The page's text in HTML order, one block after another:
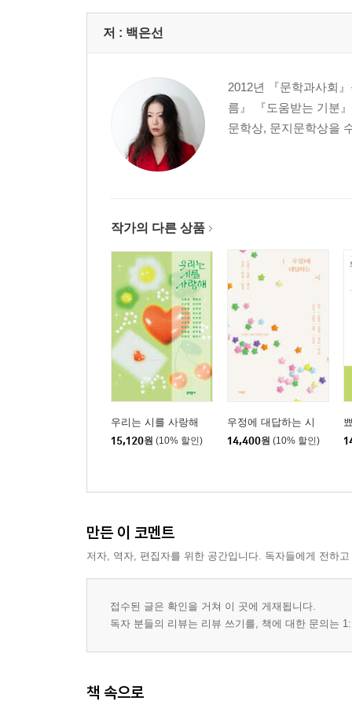
저 : 백은선
2012년 『문학과사회
름』 『도움받는 기분
문학상, 문지문학상을
작가의 다른 상품
우리는 시를 사랑해
15,120원 (10% 할인)
우정에 대답하는 시
14,400원 (10% 할인)
만든 이 코멘트
저자, 역자, 편집자를 위한 공간입니다. 독자들에게 전하
접수된 글은 확인을 거쳐 이 곳에 게재됩니다.
독자 분들의 리뷰는 리뷰 쓰기를, 책에 대한 문의는
책 속으로